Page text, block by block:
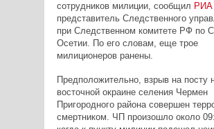
сотрудников милиции, сообщил РИА
представитель Следственного
при Следственном комитете РФ по
Осетии. По его словам, еще трое
милиционеров ранены.
Предположительно, взрыв на посту
восточной окраине селения Чермен
Пригородного района совершен
смертником. ЧП произошло около